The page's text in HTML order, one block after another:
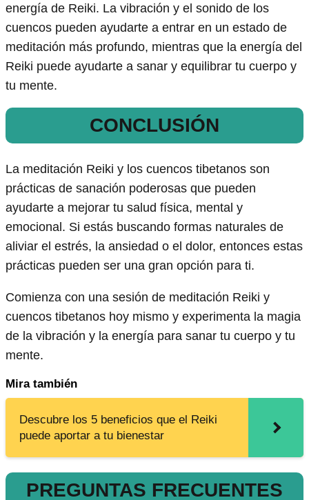
energía de Reiki. La vibración y el sonido de los
cuencos pueden ayudarte a entrar en un estado de
meditación más profundo, mientras que la energía del
Reiki puede ayudarte a sanar y equilibrar tu cuerpo y
tu mente.
CONCLUSIÓN
La meditación Reiki y los cuencos tibetanos son
prácticas de sanación poderosas que pueden
ayudarte a mejorar tu salud física, mental y
emocional. Si estás buscando formas naturales de
aliviar el estrés, la ansiedad o el dolor, entonces estas
prácticas pueden ser una gran opción para ti.
Comienza con una sesión de meditación Reiki y
cuencos tibetanos hoy mismo y experimenta la magia
de la vibración y la energía para sanar tu cuerpo y tu
mente.
Mira también
Descubre los 5 beneficios que el Reiki
puede aportar a tu bienestar
PREGUNTAS FRECUENTES